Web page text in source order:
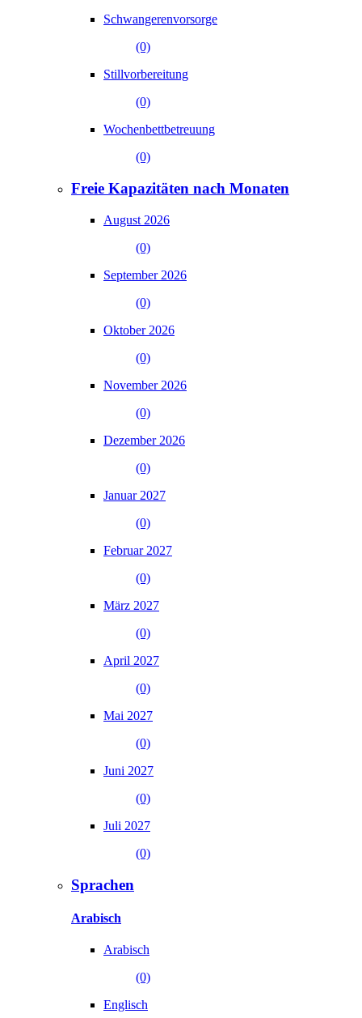
Schwangerenvorsorge
(0)
Stillvorbereitung
(0)
Wochenbettbetreuung
(0)
Freie Kapazitäten nach Monaten
August 2026
(0)
September 2026
(0)
Oktober 2026
(0)
November 2026
(0)
Dezember 2026
(0)
Januar 2027
(0)
Februar 2027
(0)
März 2027
(0)
April 2027
(0)
Mai 2027
(0)
Juni 2027
(0)
Juli 2027
(0)
Sprachen
Arabisch
Arabisch
(0)
Englisch